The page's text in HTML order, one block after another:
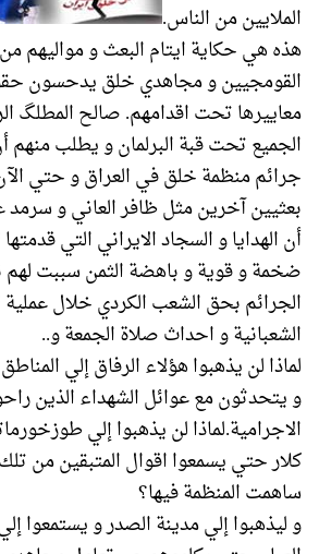
الملايين من الناس.
هذه هي حكاية ايتام البعث و مواليهم
القومجيين و مجاهدي خلق يدحسون
معاييرها تحت اقدامهم. صالح المطلگ
الجميع تحت قبة البرلمان و يطلب منهم
جرائم منظمة خلق في العراق و حتي
بعثيين آخرين مثل ظافر العاني و سرمد
أن الهدايا و السجاد الايراني التي
ضخمة و قوية و باهضة الثمن سببت
الجرائم بحق الشعب الكردي خلال عملية
الشعبانية و احداث صلاة الجمعة و..
لماذا لن يذهبوا هؤلاء الرفاق إلي
و يتحدثون مع عوائل الشهداء الذين
الاجرامية.لماذا لن يذهبوا إلي
كلار حتي يسمعوا اقوال المتبقين من
ساهمت المنظمة فيها؟
و ليذهبوا إلي مدينة الصدر و يستمعوا